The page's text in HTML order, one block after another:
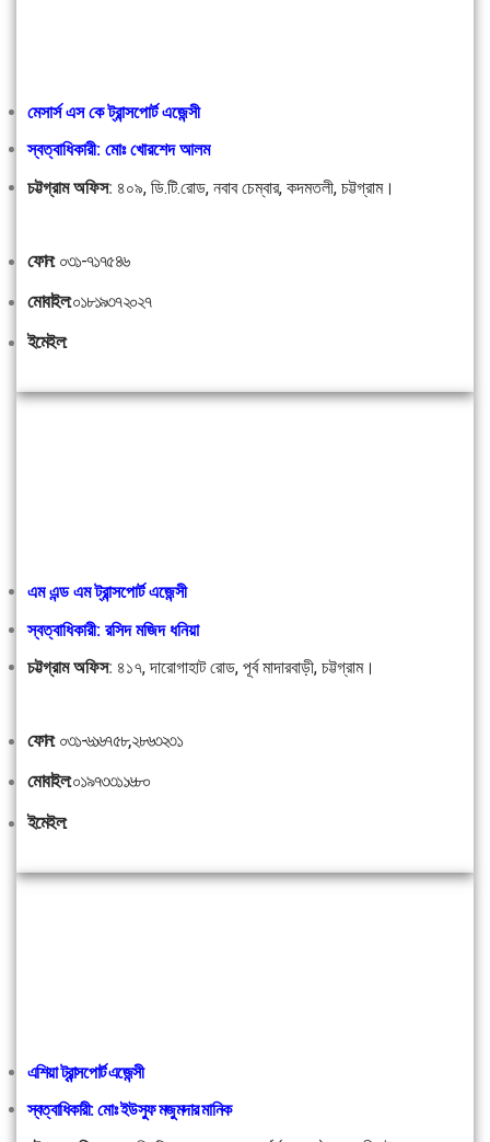
মেসার্স এস কে ট্রান্সপোর্ট এজেন্সী
স্বত্বাধিকারী: মোঃ খোরশেদ আলম
চট্টগ্রাম অফিস: ৪০৯, ডি.টি.রোড, নবাব চেম্বার, কদমতলী, চট্টগ্রাম।
ফোন: ০৩১-৭১৭৫৪৬
মোবাইল:০১৮১৯৩৭২০২৭
ইমেইল:
এম এন্ড এম ট্রান্সপোর্ট এজেন্সী
স্বত্বাধিকারী: রসিদ মজিদ ধনিয়া
চট্টগ্রাম অফিস: ৪১৭, দারোগাহাট রোড, পূর্ব মাদারবাড়ী, চট্টগ্রাম।
ফোন: ০৩১-৬১৬৭৫৮, ২৮৬৩২৩১
মোবাইল:০১৯৭৩৩১১৬৮০
ইমেইল:
এশিয়া ট্রান্সপোর্ট এজেন্সী
স্বত্বাধিকারী: মোঃ ইউসুফ মজুমদার মানিক